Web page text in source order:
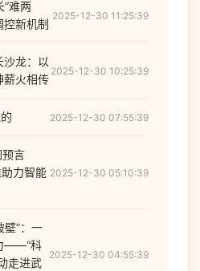
”难两
控新机制
2025-12-30 11:25:39
沙龙：以
薪火相传
2025-12-30 10:25:39
2025-12-30 07:55:39
预言
力智能 2025-12-30 05:10:39
壁”：一
——“科
走进武
2025-12-30 04:55:39